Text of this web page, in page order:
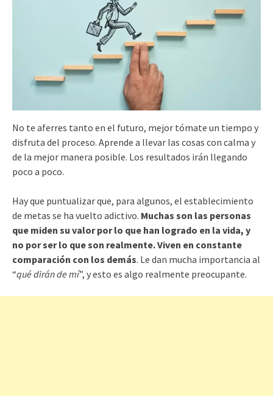
No te aferres tanto en el futuro, mejor tómate un tiempo y
disfruta del proceso. Aprende a llevar las cosas con calma y
de la mejor manera posible. Los resultados irán llegando
poco a poco.
Hay que puntualizar que, para algunos, el establecimiento
de metas se ha vuelto adictivo. Muchas son las personas
que miden su valor por lo que han logrado en la vida, y
no por ser lo que son realmente. Viven en constante
comparación con los demás. Le dan mucha importancia al
“qué dirán de mí”, y esto es algo realmente preocupante.